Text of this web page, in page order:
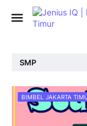
SMP
BIMBEL JAKARTA